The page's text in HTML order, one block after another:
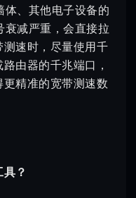
体、其他电子设备的
衰减严重，会直接拉
速时，尽量使用千
由器的千兆端口，
精准的宽带测速数
？